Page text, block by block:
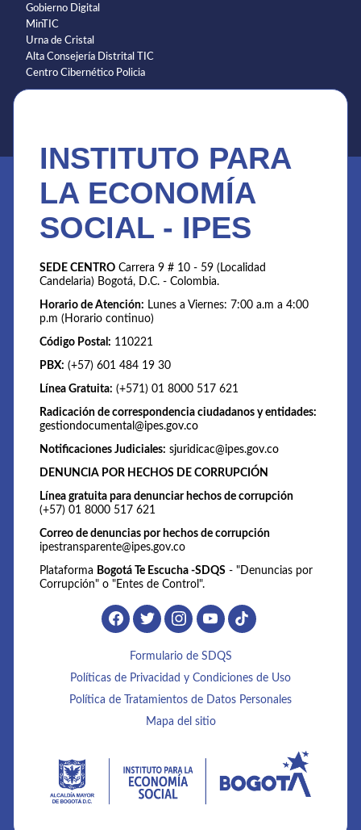
Gobierno Digital
MinTIC
Urna de Cristal
Alta Consejería Distrital TIC
Centro Cibernético Policia
INSTITUTO PARA
LA ECONOMÍA
SOCIAL - IPES
SEDE CENTRO Carrera 9 # 10 - 59 (Localidad
Candelaria) Bogotá, D.C. - Colombia.
Horario de Atención: Lunes a Viernes: 7:00 a.m a 4:00
p.m (Horario continuo)
Código Postal: 110221
PBX: (+57) 601 484 19 30
Línea Gratuita: (+571) 01 8000 517 621
Radicación de correspondencia ciudadanos y entidades:
gestiondocumental@ipes.gov.co
Notificaciones Judiciales: sjuridicac@ipes.gov.co
DENUNCIA POR HECHOS DE CORRUPCIÓN
Línea gratuita para denunciar hechos de corrupción
(+57) 01 8000 517 621
Correo de denuncias por hechos de corrupción
ipestransparente@ipes.gov.co
Plataforma Bogotá Te Escucha -SDQS - "Denuncias por
Corrupción" o "Entes de Control".
Formulario de SDQS
Políticas de Privacidad y Condiciones de Uso
Política de Tratamientos de Datos Personales
Mapa del sitio